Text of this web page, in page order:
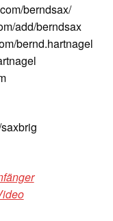
berndsax/
add/berndsax
bernd.hartnagel